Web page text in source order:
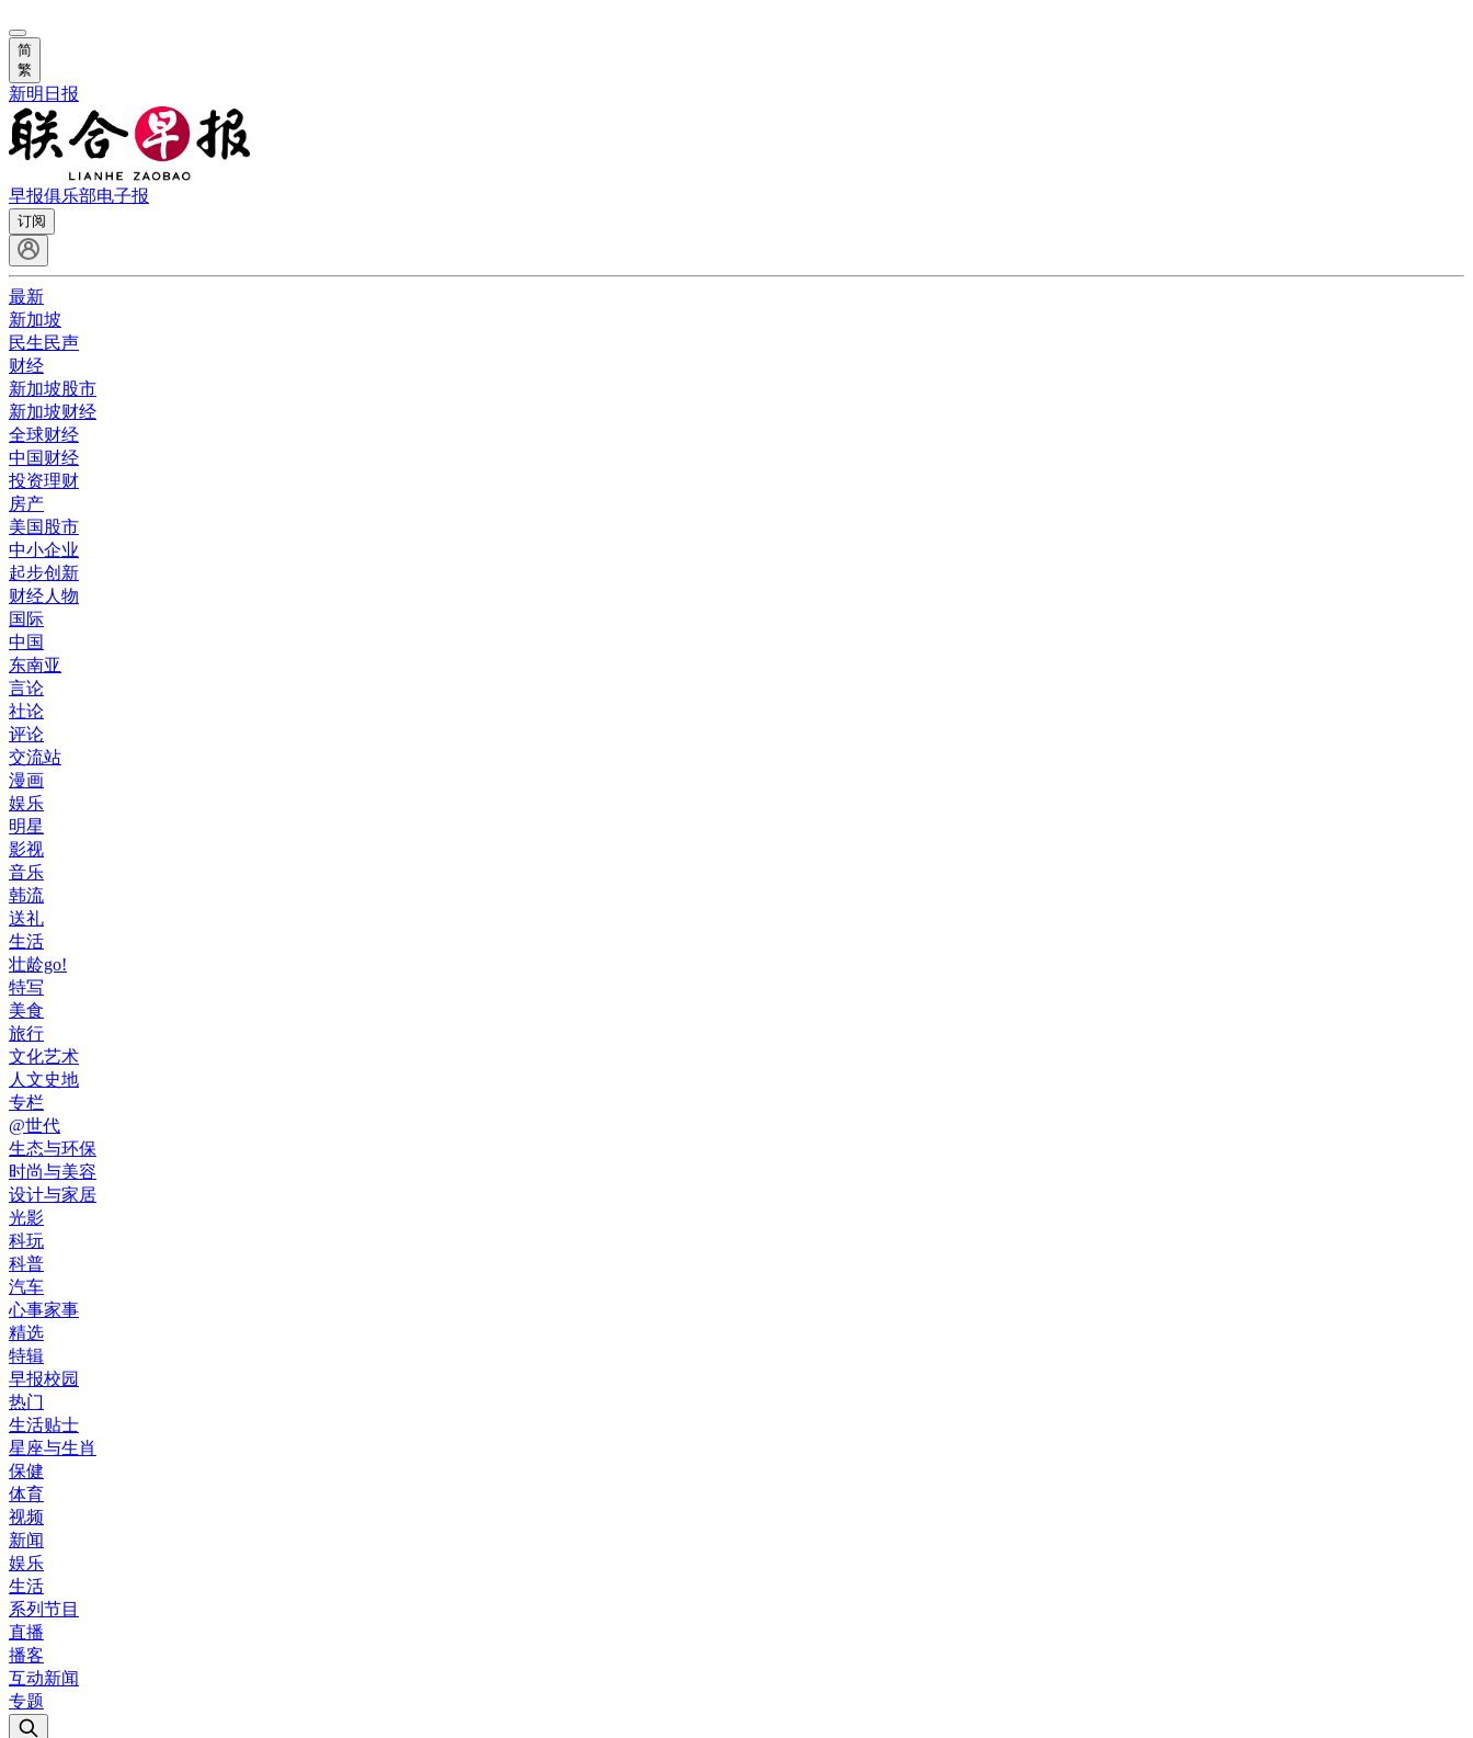
简
繁
新明日报
早报俱乐部电子报
订阅
最新
新加坡
民生民声
财经
新加坡股市
新加坡财经
全球财经
中国财经
投资理财
房产
美国股市
中小企业
起步创新
财经人物
国际
中国
东南亚
言论
社论
评论
交流站
漫画
娱乐
明星
影视
音乐
韩流
送礼
生活
壮龄go!
特写
美食
旅行
文化艺术
人文史地
专栏
@世代
生态与环保
时尚与美容
设计与家居
光影
科玩
科普
汽车
心事家事
精选
特辑
早报校园
热门
生活贴士
星座与生肖
保健
体育
视频
新闻
娱乐
生活
系列节目
直播
播客
互动新闻
专题